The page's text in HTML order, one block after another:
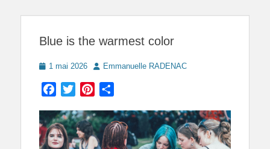
Blue is the warmest color
Posted
1 mai 2026 AuthorEmmanuelle RADENAC
Facebook
TwitterPinterest